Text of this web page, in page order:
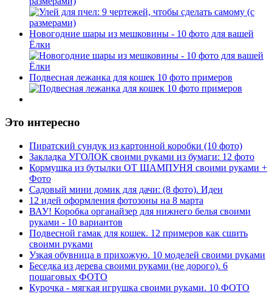
Новогодние шары из мешковины - 10 фото для вашей
Ёлки
Подвесная лежанка для кошек 10 фото примеров
Это интересно
Пиратский сундук из картонной коробки (10 фото)
Закладка УГОЛОК своими руками из бумаги: 12 фото
Кормушка из бутылки ОТ ШАМПУНЯ своими руками +
Фото
Садовый мини домик для дачи: (8 фото). Идеи
12 идей оформления фотозоны на 8 марта
ВАУ! Коробка органайзер для нижнего белья своими
руками - 10 вариантов
Подвесной гамак для кошек. 12 примеров как сшить
своими руками
Узкая обувница в прихожую. 10 моделей своими руками
Беседка из дерева своими руками (не дорого). 6
пошаговых ФОТО
Курочка - мягкая игрушка своими руками. 10 ФОТО